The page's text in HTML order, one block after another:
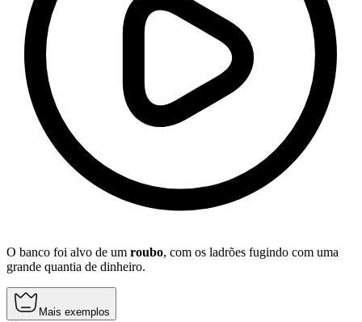
O banco foi alvo de um roubo, com os ladrões fugindo com uma
grande quantia de dinheiro.
Mais exemplos